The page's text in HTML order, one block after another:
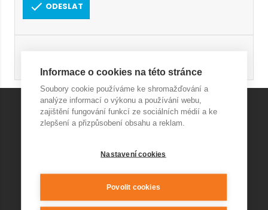
ODESLAT
KONTAKT AQUAPARK
+420 541 420 240
info@wellnesskurim.cz
Wellness Kuřim s.r.o.
Informace o cookies na této stránce
Soubory cookie používáme ke shromažďování a
analýze informací o výkonu a používání webu,
zajištění fungování funkcí ze sociálních médií a ke
zlepšení a přizpůsobení obsahu a reklam.
Nastavení cookies
Povolit cookies